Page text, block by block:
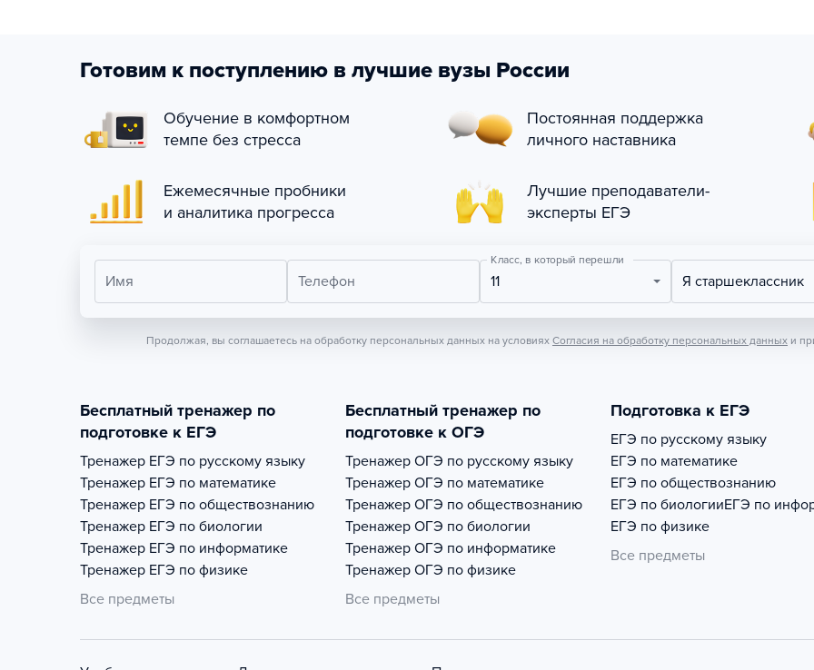
Готовим к поступлению в лучшие вузы России
Обучение в комфортном
темпе без стресса
Постоянная поддержка
личного наставника
Ежемесячные пробники
и аналитика прогресса
Лучшие преподаватели-
эксперты ЕГЭ
Имя Телефон
Класс, в который перешли
11 Я старшеклассник
Продолжая, вы соглашаетесь на обработку персональных данных на условиях Согласия на обработку персональных данных и
Бесплатный тренажер по
подготовке к ЕГЭ
Тренажер ЕГЭ по русскому языку
Тренажер ЕГЭ по математике
Тренажер ЕГЭ по обществознанию
Тренажер ЕГЭ по биологии
Тренажер ЕГЭ по информатике
Тренажер ЕГЭ по физике
Все предметы
Бесплатный тренажер по
подготовке к ОГЭ
Тренажер ОГЭ по русскому языку
Тренажер ОГЭ по математике
Тренажер ОГЭ по обществознанию
Тренажер ОГЭ по биологии
Тренажер ОГЭ по информатике
Тренажер ОГЭ по физике
Все предметы
Подготовка к ЕГЭ
ЕГЭ по русскому языку
ЕГЭ по математике
ЕГЭ по обществознанию
ЕГЭ по биологииЕГЭ по
ЕГЭ по физике
Все предметы